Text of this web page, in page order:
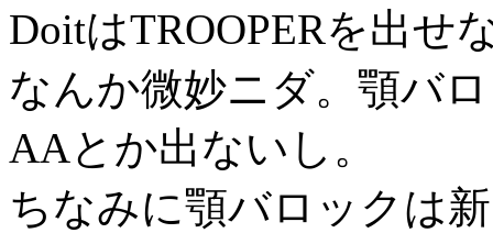
DoitはTROOPERを出せ
なんか微妙ニダ。顎バ
AAとか出ないし。
ちなみに顎バロックは